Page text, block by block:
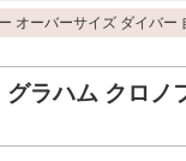
オーバーサイズ ダイバー
グラハム クロノ